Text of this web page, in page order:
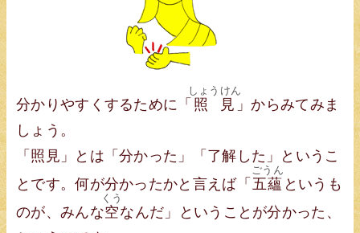
分かりやすくするために「 照見
しょうけん
」からみてみま
しょう。
「照見」とは「分かった」「了解した」というこ
とです。何が分かったかと言えば「 五蘊
ごうん
というも
のが、みんな空
くう
なんだ」ということが分かった、